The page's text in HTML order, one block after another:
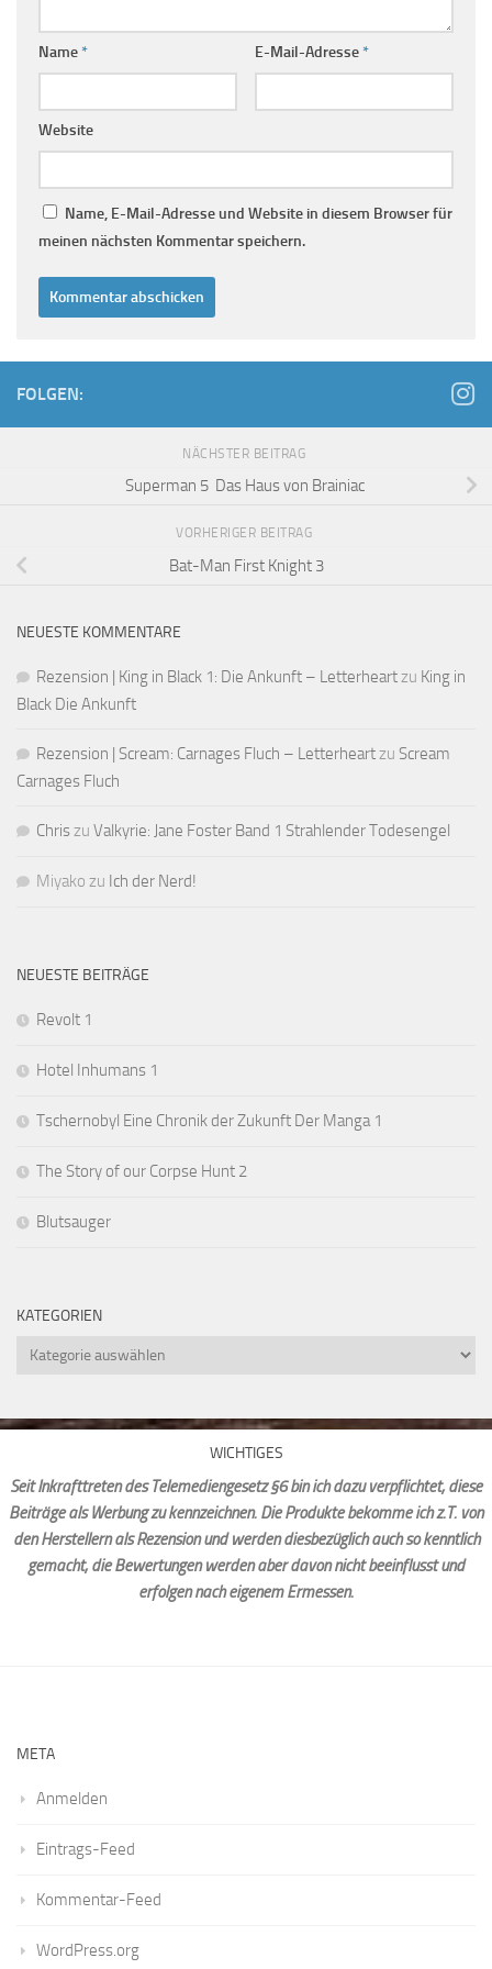
Name* E-Mail-Adresse*
Website
Name, E-Mail-Adresse und Website in diesem Browser für
meinen nächsten Kommentar speichern.
FOLGEN:
NÄCHSTER BEITRAG
Superman 5 Das Haus von Brainiac
VORHERIGER BEITRAG
Bat-Man First Knight 3
NEUESTE KOMMENTARE
Rezension | King in Black 1: Die Ankunft – Letterheartzu King in
Black Die Ankunft
Rezension | Scream: Carnages Fluch – Letterheartzu Scream
Carnages Fluch
Chriszu Valkyrie: Jane Foster Band 1 Strahlender Todesengel
Miyako zu Ich der Nerd!
NEUESTE BEITRÄGE
Revolt 1
Hotel Inhumans 1
Tschernobyl Eine Chronik der Zukunft Der Manga 1
The Story of our Corpse Hunt 2
Blutsauger
KATEGORIEN
Kategorien
WICHTIGES
Seit Inkrafttreten des Telemediengesetz §6 bin ich dazu verpflichtet, diese
Beiträge als Werbung zu kennzeichnen. Die Produkte bekomme ich z.T. von
den Herstellern als Rezension und werden diesbezüglich auch so kenntlich
gemacht, die Bewertungen werden aber davon nicht beeinflusst und
erfolgen nach eigenem Ermessen.
META
Anmelden
Eintrags-Feed
Kommentar-Feed
WordPress.org